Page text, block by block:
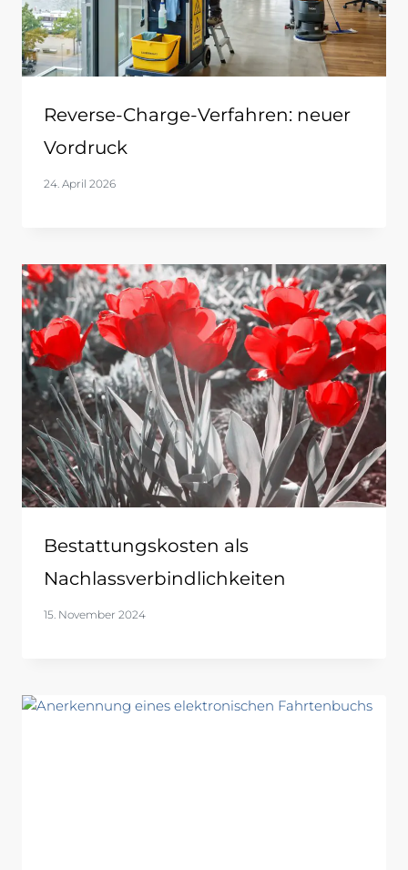
Reverse-Charge-Verfahren: neuer
Vordruck
24. April 2026
Bestattungskosten als
Nachlassverbindlichkeiten
15. November 2024